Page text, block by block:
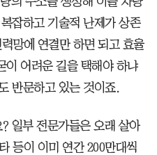
잡하고 기술적 난제가 상존
망에 연결만 하면 되고 효율
이 어려운 길을 택해야 하냐
반문하고 있는 것이죠.
일부 전문가들은 오래 살아
등이 이미 연간 200만대씩